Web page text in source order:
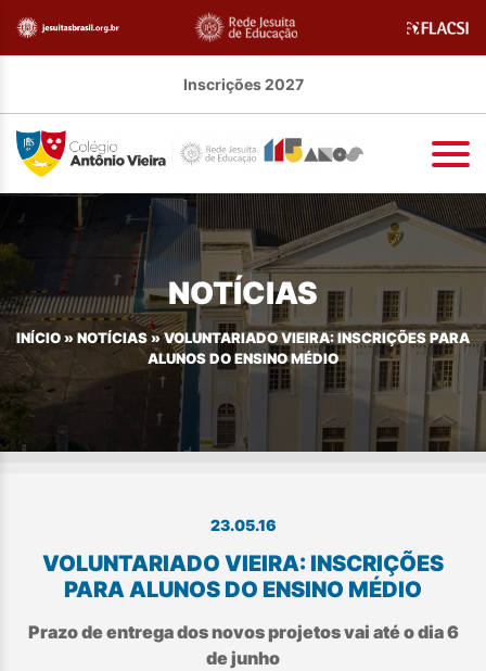
Inscrições 2027
NOTÍCIAS
INÍCIO » NOTÍCIAS »VOLUNTARIADO VIEIRA: INSCRIÇÕES PARA
ALUNOS DO ENSINO MÉDIO
23.05.16
VOLUNTARIADO VIEIRA: INSCRIÇÕES
PARA ALUNOS DO ENSINO MÉDIO
Prazo de entrega dos novos projetos vai até o dia 6
de junho